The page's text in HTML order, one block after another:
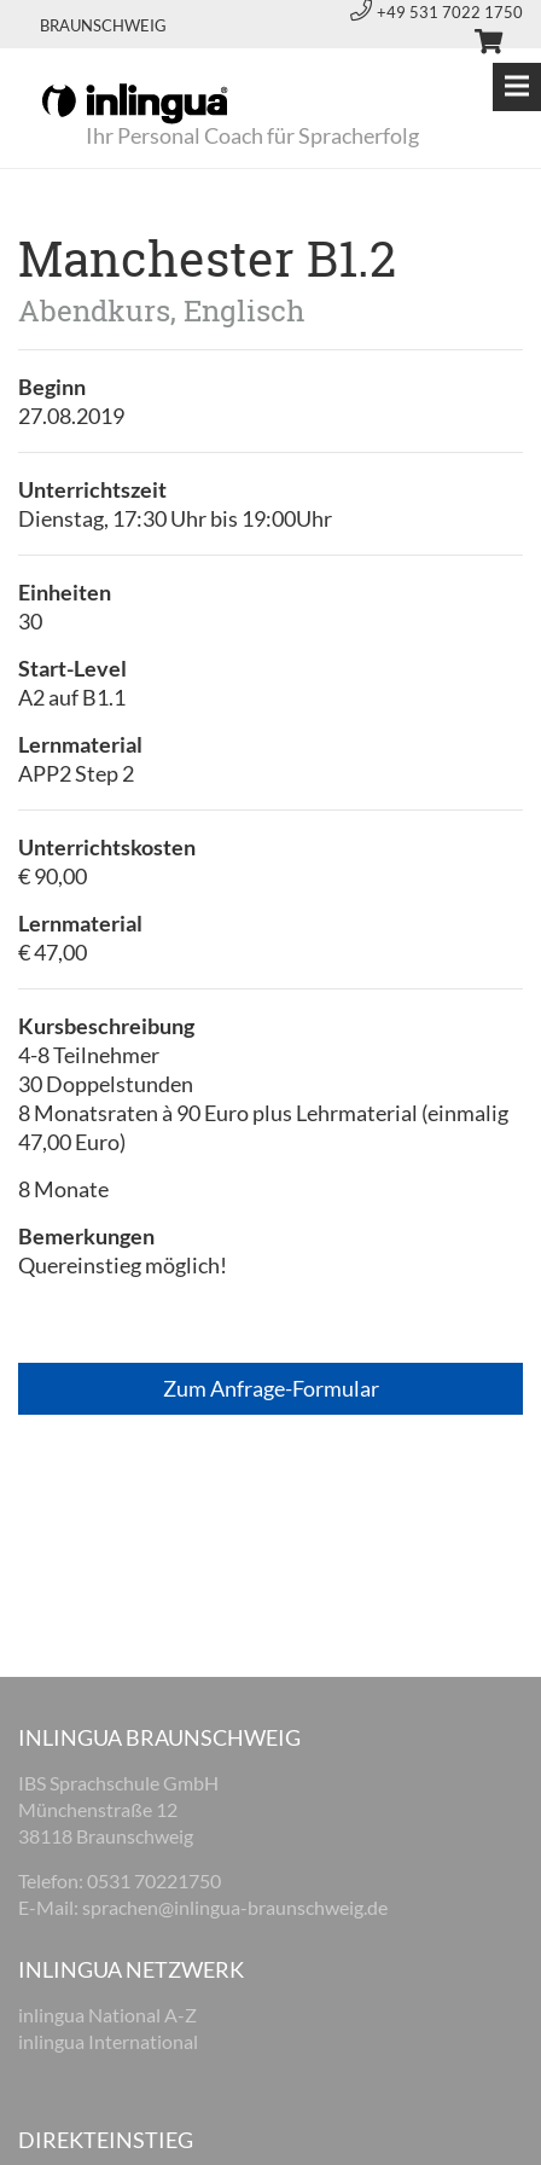
BRAUNSCHWEIG
+49 531 7022 1750
Ihr Personal Coach für Spracherfolg
Manchester B1.2
Abendkurs, Englisch
Beginn
27.08.2019
Unterrichtszeit
Dienstag, 17:30 Uhr bis 19:00Uhr
Einheiten
30
Start-Level
A2 auf B1.1
Lernmaterial
APP2 Step 2
Kursbeschreibung
4-8 Teilnehmer
30 Doppelstunden
8 Monatsraten à 90 Euro plus Lehrmaterial (einmalig
47,00 Euro)
8 Monate
Bemerkungen
Quereinstieg möglich!
Unterrichtskosten
€ 90,00
Lernmaterial
€ 47,00
Zum Anfrage-Formular
INLINGUA BRAUNSCHWEIG
IBS Sprachschule GmbH
Münchenstraße 12
38118 Braunschweig
Telefon: 0531 70221750
E-Mail: sprachen@inlingua-braunschweig.de
INLINGUA NETZWERK
inlingua National A-Z
inlingua International
DIREKTEINSTIEG